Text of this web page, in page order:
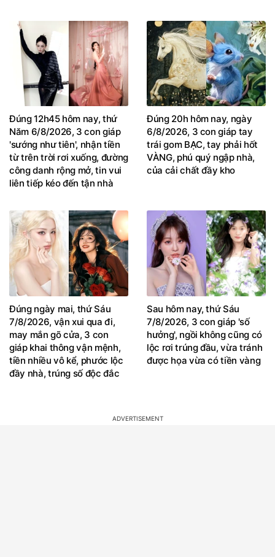
Đúng 12h45 hôm nay, thứ
Năm 6/8/2026, 3 con giáp
'sướng như tiên', nhận tiền
từ trên trời rơi xuống, đường
công danh rộng mở, tin vui
liên tiếp kéo đến tận nhà
Đúng 20h hôm nay, ngày
6/8/2026, 3 con giáp tay
trái gom BẠC, tay phải hốt
VÀNG, phú quý ngập nhà,
của cải chất đầy kho
Đúng ngày mai, thứ Sáu
7/8/2026, vận xui qua đi,
may mắn gõ cửa, 3 con
giáp khai thông vận mệnh,
tiền nhiều vô kể, phước lộc
đầy nhà, trúng số độc đắc
Sau hôm nay, thứ Sáu
7/8/2026, 3 con giáp 'số
hưởng', ngồi không cũng có
lộc rơi trúng đầu, vừa tránh
được họa vừa có tiền vàng